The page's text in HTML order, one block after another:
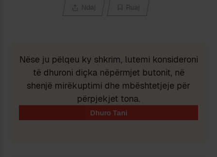
Ndaj Ruaj
Nëse ju pëlqeu ky shkrim, lutemi konsideroni
të dhuroni diçka nëpërmjet butonit, në
shenjë mirëkuptimi dhe mbështetjeje për
përpjekjet tona.